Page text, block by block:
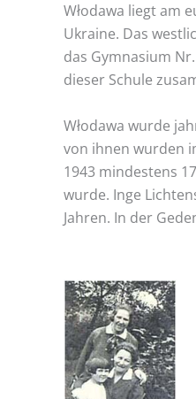
Włodawa liegt am
Ukraine. Das
das Gymnasium
dieser Schule
Włodawa wurde
von ihnen wurden
1943 mindestens
wurde. Inge
Jahren. In der